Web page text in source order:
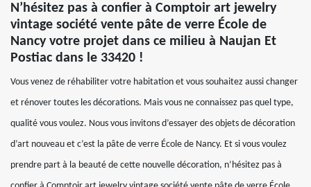
N’hésitez pas à confier à Comptoir art jewelry
vintage société vente pâte de verre École de
Nancy votre projet dans ce milieu à Naujan Et
Postiac dans le 33420 !
Vous venez de réhabiliter votre habitation et vous souhaitez aussi changer
et rénover toutes les décorations. Mais vous ne connaissez pas quel type,
qualité vous voulez. Nous vous invitons d’essayer des objets de décoration
d’art nouveau et c’est la pâte de verre École de Nancy. Et si vous voulez
prendre part à la beauté de cette nouvelle décoration, n’hésitez pas à